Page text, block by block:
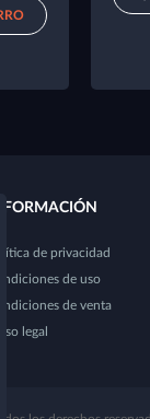
de privacidad
de uso
de venta
legal